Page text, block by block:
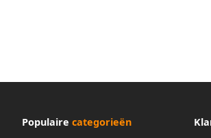
Populaire categorieën